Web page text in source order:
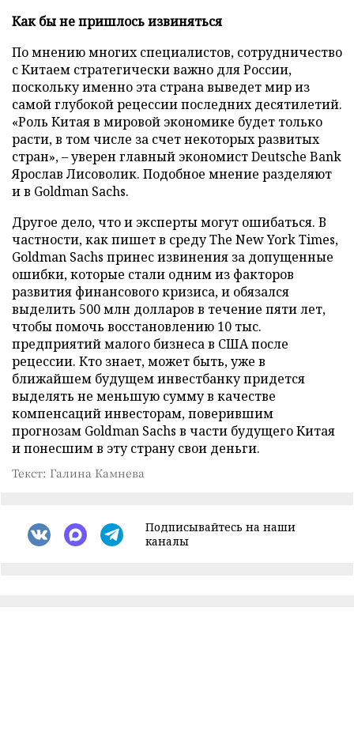
Как бы не пришлось извиняться
По мнению многих специалистов, сотрудничество
с Китаем стратегически важно для России,
поскольку именно эта страна выведет мир из
самой глубокой рецессии последних десятилетий.
«Роль Китая в мировой экономике будет только
расти, в том числе за счет некоторых развитых
стран», – уверен главный экономист Deutsche Bank
Ярослав Лисоволик. Подобное мнение разделяют
и в Goldman Sachs.
Другое дело, что и эксперты могут ошибаться. В
частности, как пишет в среду The New York Times,
Goldman Sachs принес извинения за допущенные
ошибки, которые стали одним из факторов
развития финансового кризиса, и обязался
выделить 500 млн долларов в течение пяти лет,
чтобы помочь восстановлению 10 тыс.
предприятий малого бизнеса в США после
рецессии. Кто знает, может быть, уже в
ближайшем будущем инвестбанку придется
выделять не меньшую сумму в качестве
компенсаций инвесторам, поверившим
прогнозам Goldman Sachs в части будущего Китая
и понесшим в эту страну свои деньги.
Текст: Галина Камнева
Подписывайтесь на наши
каналы